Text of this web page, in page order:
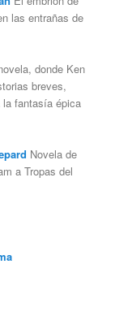
las entrañas de
donde Ken
breves,
fantasía épica
Novela de
a Tropas del